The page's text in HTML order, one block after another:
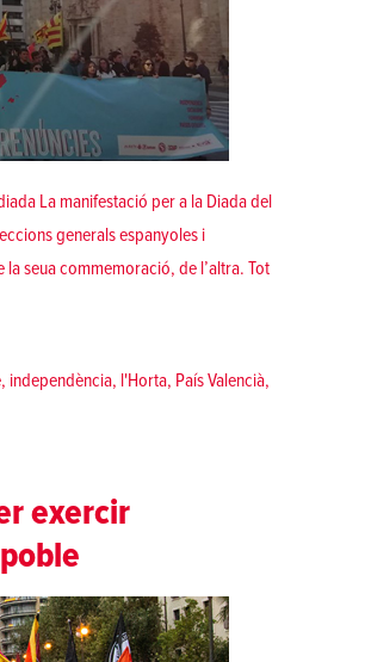
La manifestació per a la Diada del
generals espanyoles i
seua commemoració, de l’altra. Tot
des dels carrers»
, independència, l'Horta, País Valencià,
exercir